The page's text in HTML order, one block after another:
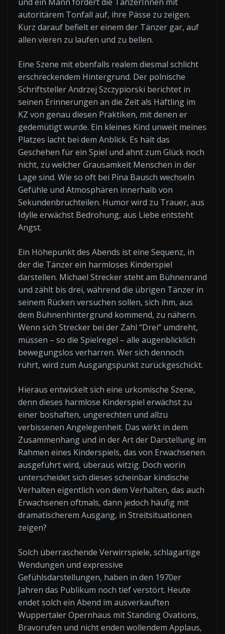
autoritärem Tonfall auf, ihre Pässe zu zeigen.
Kurz darauf befielt er einem der Tänzer gar, auf
allen vieren zu laufen und zu bellen.
Eine Szene mit ebenfalls realem diesmal schlicht
erschreckendem Hintergrund. Der polnische
Schriftsteller Andrzej Szczypiorski berichtet in
seinen Erinnerungen an die Zeit als Häftling im
KZ von genau diesen Praktiken, mit denen er
gedemütigt wurde. Ein kleines Kind unweit meines
Platzes lacht bei dem Anblick. Es hält das
Geschehen für ein Spiel und ahnt zum Glück noch
nicht, zu welcher Grausamkeit Menschen in der
Lage sind. Wie so oft bei Pina Bausch wechseln
Gefühle und Atmosphären innerhalb von
Sekundenbruchteilen. Humor wird zu Trauer, aus
Idylle erwächst Bedrohung, aus Liebe entsteht
Angst.
Ein Höhepunkt des Abends ist eine Sequenz, in
der die Tänzer ein harmloses Kinderspiel
darstellen. Michael Strecker steht am Bühnenrand
und zählt bis drei, während die übrigen Tänzer in
seinem Rücken versuchen sollen, sich ihm, aus
dem Bühnenhintergrund kommend, zu nähern.
Wenn sich Strecker bei der Zahl “Drei“ umdreht,
müssen – so die Spielregel – alle augenblicklich
bewegungslos verharren. Wer sich dennoch
rührt, wird zum Ausgangspunkt zurückgeschickt.
Hieraus entwickelt sich eine urkomische Szene,
denn dieses harmlose Kinderspiel erwächst zu
einer boshaften, ungerechten und allzu
verbissenen Angelegenheit. Das wirkt in dem
Zusammenhang und in der Art der Darstellung im
Rahmen eines Kinderspiels, das von Erwachsenen
ausgeführt wird, überaus witzig. Doch worin
unterscheidet sich dieses scheinbar kindische
Verhalten eigentlich von dem Verhalten, das auch
Erwachsenen oftmals, dann jedoch häufig mit
dramatischerem Ausgang, in Streitsituationen
zeigen?
Solch überraschende Verwirrspiele, schlagartige
Wendungen und expressive
Gefühlsdarstellungen, haben in den 1970er
Jahren das Publikum noch tief verstört. Heute
endet solch ein Abend im ausverkauften
Wuppertaler Opernhaus mit Standing Ovations,
Bravorufen und nicht enden wollendem Applaus,